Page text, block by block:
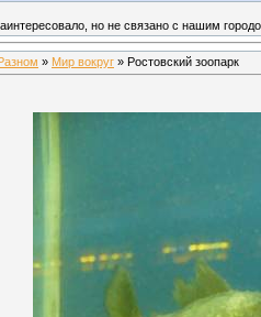
но не связано с нашим
» Мир вокруг » Ростовский зоопарк